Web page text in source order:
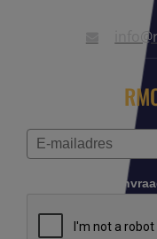
Controleer je